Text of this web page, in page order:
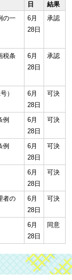
日
結果
の一
6月
28日
承認
税条
6月
28日
承認
）
6月
28日
可決
例
6月
28日
可決
例
6月
28日
可決
6月
28日
可決
者の
6月
28日
可決
6月
28日
同意